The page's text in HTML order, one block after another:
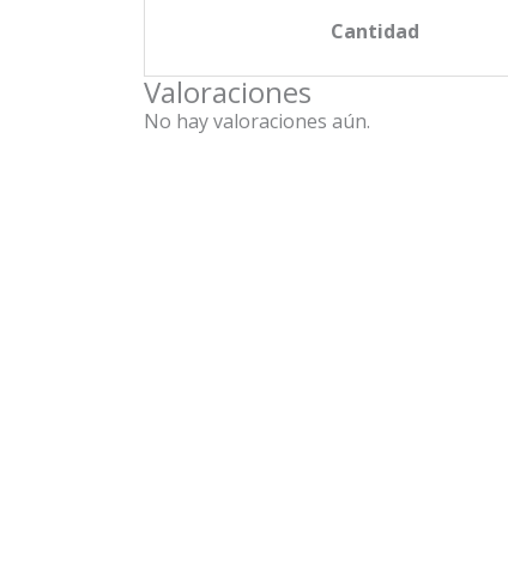
Cantidad
Valoraciones
No hay valoraciones aún.